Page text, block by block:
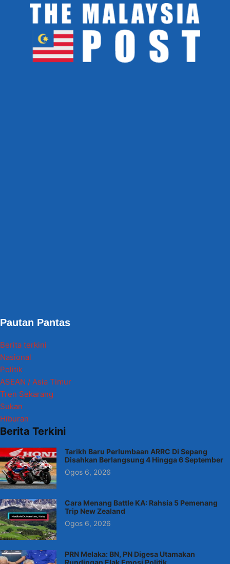
Pautan Pantas
Berita terkini
Nasional
Politik
ASEAN / Asia Timur
Tren Sekarang
Sukan
Hiburan
Berita Terkini
Tarikh Baru Perlumbaan ARRC Di Sepang
Disahkan Berlangsung 4 Hingga 6 September
Ogos 6, 2026
Cara Menang Battle KA: Rahsia 5 Pemenang
Trip New Zealand
Ogos 6, 2026
PRN Melaka: BN, PN Digesa Utamakan